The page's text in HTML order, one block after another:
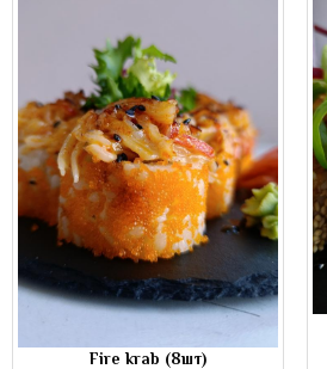
Fire krab (8шт)